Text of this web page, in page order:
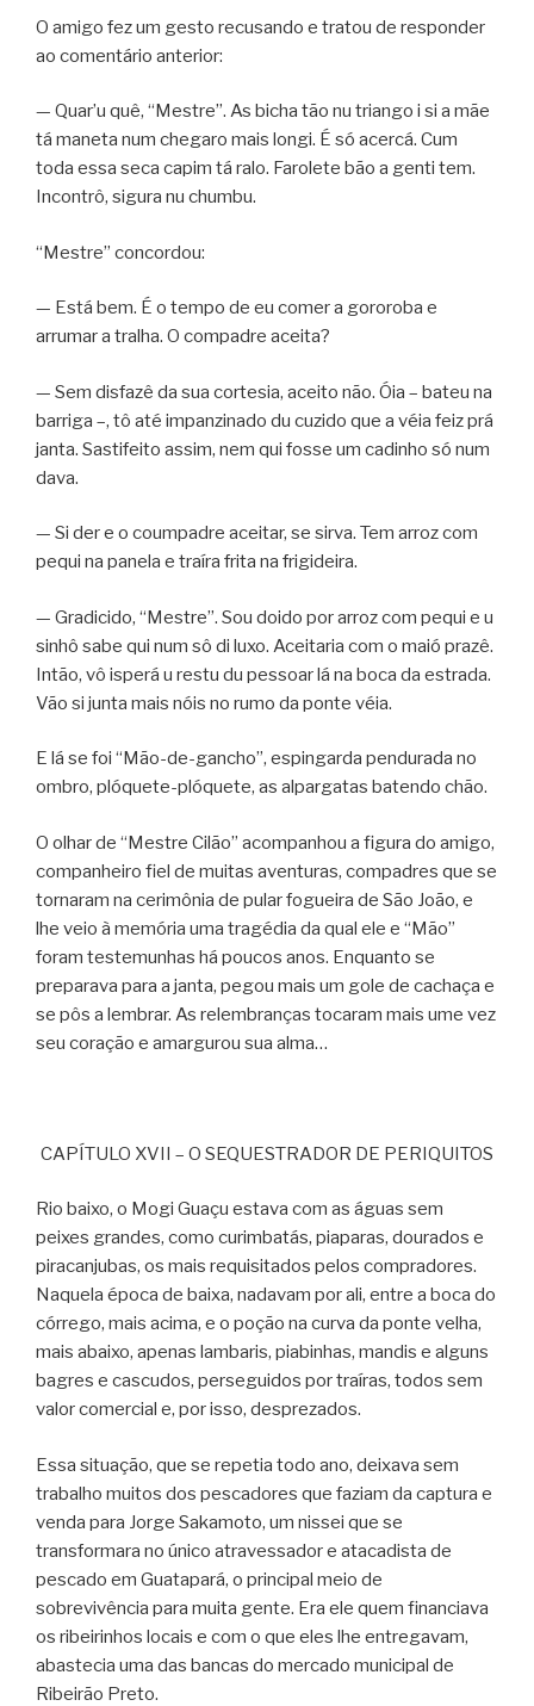
O amigo fez um gesto recusando e tratou de responder
ao comentário anterior:
— Quar’u quê, “Mestre”. As bicha tão nu triango i si a mãe
tá maneta num chegaro mais longi. É só acercá. Cum
toda essa seca capim tá ralo. Farolete bão a genti tem.
Incontrô, sigura nu chumbu.
“Mestre” concordou:
— Está bem. É o tempo de eu comer a gororoba e
arrumar a tralha. O compadre aceita?
— Sem disfazê da sua cortesia, aceito não. Óia – bateu na
barriga –, tô até impanzinado du cuzido que a véia feiz prá
janta. Sastifeito assim, nem qui fosse um cadinho só num
dava.
— Si der e o coumpadre aceitar, se sirva. Tem arroz com
pequi na panela e traíra frita na frigideira.
— Gradicido, “Mestre”. Sou doido por arroz com pequi e u
sinhô sabe qui num sô di luxo. Aceitaria com o maió prazê.
Intão, vô isperá u restu du pessoar lá na boca da estrada.
Vão si junta mais nóis no rumo da ponte véia.
E lá se foi “Mão-de-gancho”, espingarda pendurada no
ombro, plóquete-plóquete, as alpargatas batendo chão.
O olhar de “Mestre Cilão” acompanhou a figura do amigo,
companheiro fiel de muitas aventuras, compadres que se
tornaram na cerimônia de pular fogueira de São João, e
lhe veio à memória uma tragédia da qual ele e “Mão”
foram testemunhas há poucos anos. Enquanto se
preparava para a janta, pegou mais um gole de cachaça e
se pôs a lembrar. As relembranças tocaram mais ume vez
seu coração e amargurou sua alma…
CAPÍTULO XVII – O SEQUESTRADOR DE PERIQUITOS
Rio baixo, o Mogi Guaçu estava com as águas sem
peixes grandes, como curimbatás, piaparas, dourados e
piracanjubas, os mais requisitados pelos compradores.
Naquela época de baixa, nadavam por ali, entre a boca do
córrego, mais acima, e o poção na curva da ponte velha,
mais abaixo, apenas lambaris, piabinhas, mandis e alguns
bagres e cascudos, perseguidos por traíras, todos sem
valor comercial e, por isso, desprezados.
Essa situação, que se repetia todo ano, deixava sem
trabalho muitos dos pescadores que faziam da captura e
venda para Jorge Sakamoto, um nissei que se
transformara no único atravessador e atacadista de
pescado em Guatapará, o principal meio de
sobrevivência para muita gente. Era ele quem financiava
os ribeirinhos locais e com o que eles lhe entregavam,
abastecia uma das bancas do mercado municipal de
Ribeirão Preto.